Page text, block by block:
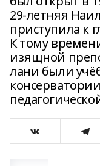
29‑летняя
приступила к
К тому
изящной
лани были